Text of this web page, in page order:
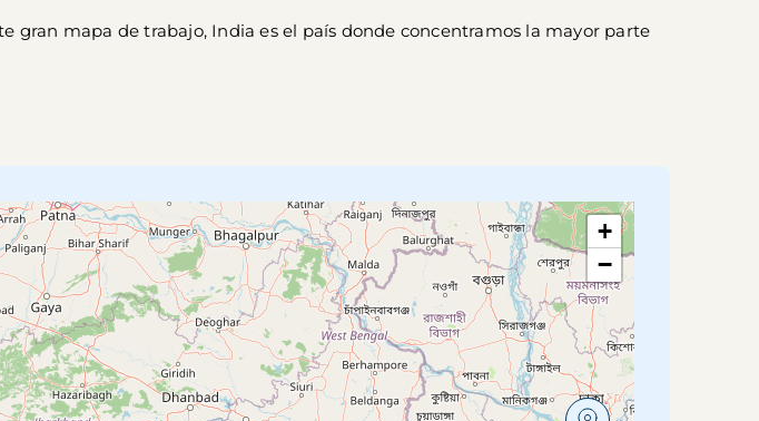
gran mapa de trabajo, India es el país donde concentramos la mayor parte
+
−